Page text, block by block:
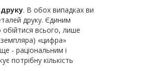
. В обох випадках ви
друку. Єдиним
всього, лише
«цифра»
- раціональним і
потрібну кількість